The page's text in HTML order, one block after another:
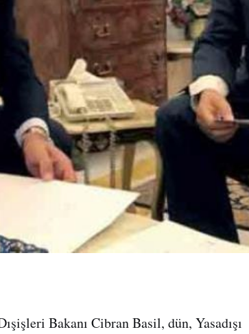
Bakanı Cibran Basil, dün, Yasadışı